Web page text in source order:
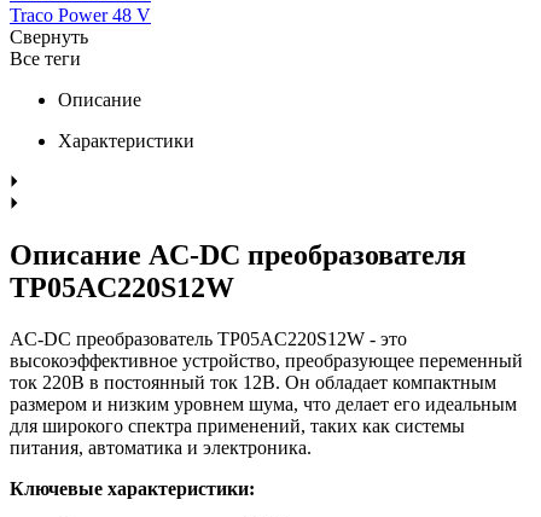
Traco Power 48 V
Свернуть
Все теги
Описание
Характеристики
Описание AC-DC преобразователя
TP05AC220S12W
AC-DC преобразователь TP05AC220S12W - это
высокоэффективное устройство, преобразующее переменный
ток 220В в постоянный ток 12В. Он обладает компактным
размером и низким уровнем шума, что делает его идеальным
для широкого спектра применений, таких как системы
питания, автоматика и электроника.
Ключевые характеристики: